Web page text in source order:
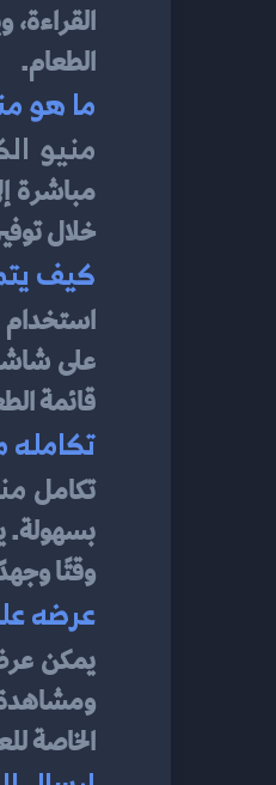
الطعام.
ما هو
منيو
خلال
كيف
استخدام
قائمة
تكامل
وقتًا
عرضه
يمكن
الخاصة